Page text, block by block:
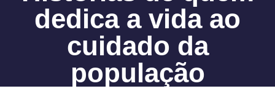
dedica a vida ao
cuidado da
população